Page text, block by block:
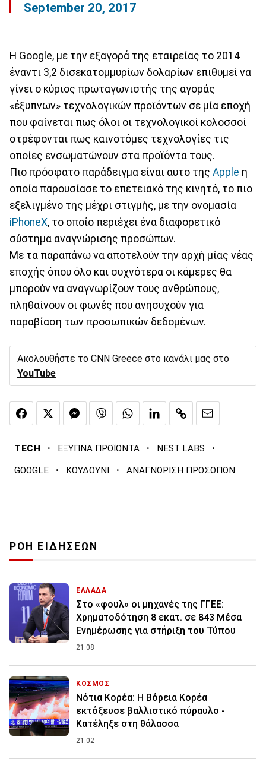
September 20, 2017
Η Google, με την εξαγορά της εταιρείας το 2014
έναντι 3,2 δισεκατομμυρίων δολαρίων επιθυμεί να
γίνει ο κύριος πρωταγωνιστής της αγοράς
«έξυπνων» τεχνολογικών προϊόντων σε μία εποχή
που φαίνεται πως όλοι οι τεχνολογικοί κολοσσοί
στρέφονται πως καινοτόμες τεχνολογίες τις
οποίες ενσωματώνουν στα προϊόντα τους.
Πιο πρόσφατο παράδειγμα είναι αυτο της Apple η
οποία παρουσίασε το επετειακό της κινητό, το πιο
εξελιγμένο της μέχρι στιγμής, με την ονομασία
iPhoneX, το οποίο περιέχει ένα διαφορετικό
σύστημα αναγνώρισης προσώπων.
Με τα παραπάνω να αποτελούν την αρχή μίας νέας
εποχής όπου όλο και συχνότερα οι κάμερες θα
μπορούν να αναγνωρίζουν τους ανθρώπους,
πληθαίνουν οι φωνές που ανησυχούν για
παραβίαση των προσωπικών δεδομένων.
Ακολουθήστε το CNN Greece στο κανάλι μας στο
YouTube
TECH · ΕΞΥΠΝΑ ΠΡΟΪΟΝΤΑ · NEST LABS ·
GOOGLE · ΚΟΥΔΟΥΝΙ · ΑΝΑΓΝΩΡΙΣΗ ΠΡΟΣΩΠΩΝ
ΡΟΗ ΕΙΔΗΣΕΩΝ
ΕΛΛΑΔΑ
Στο «φουλ» οι μηχανές της ΓΓΕΕ:
Χρηματοδότηση 8 εκατ. σε 843 Μέσα
Ενημέρωσης για στήριξη του Τύπου
21:08
ΚΟΣΜΟΣ
Νότια Κορέα: Η Βόρεια Κορέα
εκτόξευσε βαλλιστικό πύραυλο -
Κατέληξε στη θάλασσα
21:02